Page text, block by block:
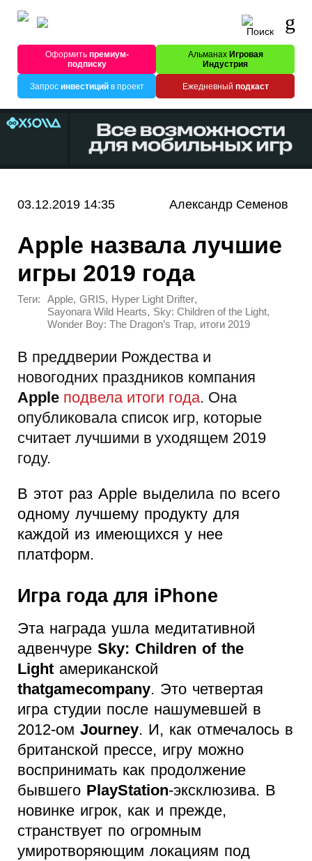
Оформитьпремиум-
подписку
Альманах Игровая
Индустрия
Запрос инвестицийв проект Ежедневный подкаст
03.12.2019 14:35 Александр Семенов
Apple назвала лучшие
игры 2019 года
Теги: Apple, GRIS, Hyper Light Drifter,
Sayonara Wild Hearts, Sky: Children of the Light,
Wonder Boy: The Dragon’s Trap, итоги 2019
В преддверии Рождества и
новогодних праздников компания
Apple подвела итоги года. Она
опубликовала список игр, которые
считает лучшими в уходящем 2019
году.
В этот раз Apple выделила по всего
одному лучшему продукту для
каждой из имеющихся у нее
платформ.
Игра года для iPhone
Эта награда ушла медитативной
адвенчуре Sky: Children of the
Light американской
thatgamecompany. Это четвертая
игра студии после нашумевшей в
2012-ом Journey. И, как отмечалось в
британской прессе, игру можно
воспринимать как продолжение
бывшего PlayStation-эксклюзива. В
новинке игрок, как и прежде,
странствует по огромным
умиротворяющим локациям под